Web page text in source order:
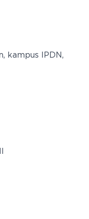
kampus IPDN,